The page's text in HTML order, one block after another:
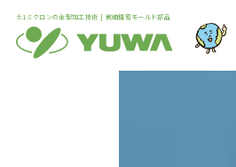
±1ミクロンの金型加工技術 | 微細精密モールド部品